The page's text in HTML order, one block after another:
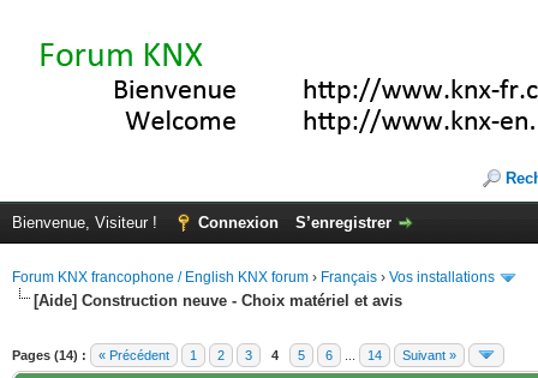
Bienvenue, Visiteur ! Connexion S’enregistrer
Forum KNX francophone / English KNX forum › Français › Vos installations
[Aide] Construction neuve - Choix matériel et avis
Pages (14) : « Précédent 1 2 3 4 5 6 14 Suivant »